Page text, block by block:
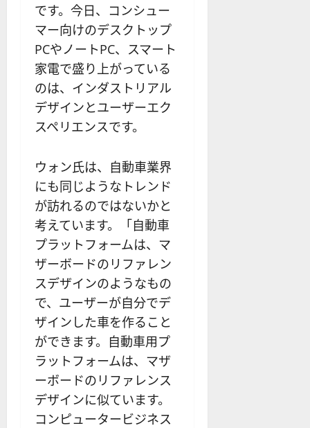
です。今日、コンシュー
マー向けのデスクトップ
PCやノートPC、スマート
家電で盛り上がっている
のは、インダストリアル
デザインとユーザーエク
スペリエンスです。
ウォン氏は、自動車業界
にも同じようなトレンド
が訪れるのではないかと
考えています。「自動車
プラットフォームは、マ
ザーボードのリファレン
スデザインのようなもの
で、ユーザーが自分でデ
ザインした車を作ること
ができます。自動車用プ
ラットフォームは、マザ
ーボードのリファレンス
デザインに似ています。
コンピュータービジネス